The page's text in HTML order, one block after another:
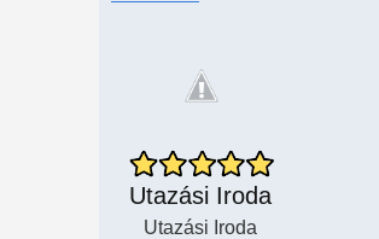
Utazási Iroda
Utazási Iroda